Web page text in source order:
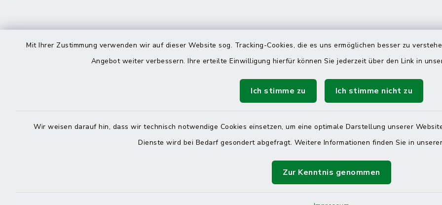
Mit Ihrer Zustimmung verwenden wir auf dieser Website sog. Tracking-Cookies, die es uns ermöglichen besser zu
Angebot weiter verbessern. Ihre erteilte Einwilligung hierfür können Sie jederzeit über den Link in
Ich stimme zu Ich stimme nicht zu
Wir weisen darauf hin, dass wir technisch notwendige Cookies einsetzen, um eine optimale Darstellung unserer
Dienste wird bei Bedarf gesondert abgefragt. Weitere Informationen finden Sie in
Zur Kenntnis genommen
Kontakt
04832 6065-215
direkte telefonische Erreichbarkeit per
Durchwahl
Montag - Donnerstag
08:00 Uhr – 12:00 Uhr
14:00 Uhr – 16:00 Uhr
Freitag
08:00 Uhr – 12:00 Uhr
Online-Terminvereinbarung